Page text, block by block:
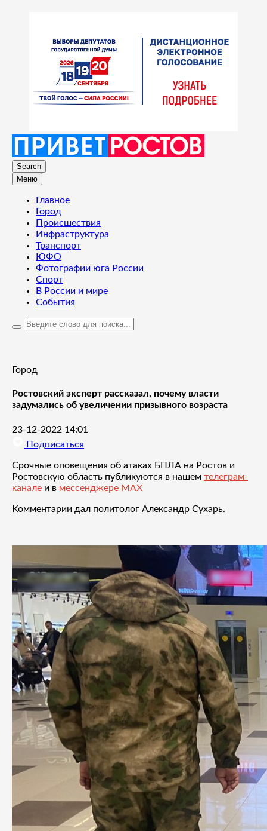
Search
Меню
Главное
Город
Происшествия
Инфраструктура
Транспорт
ЮФО
Фотографии юга России
Спорт
В России и мире
События
Город
Ростовский эксперт рассказал, почему власти
задумались об увеличении призывного возраста
23-12-2022 14:01
Подписаться
Срочные оповещения об атаках БПЛА на Ростов и
Ростовскую область публикуются в нашем телеграм-
канале и в мессенджере MAX
Комментарии дал политолог Александр Сухарь.